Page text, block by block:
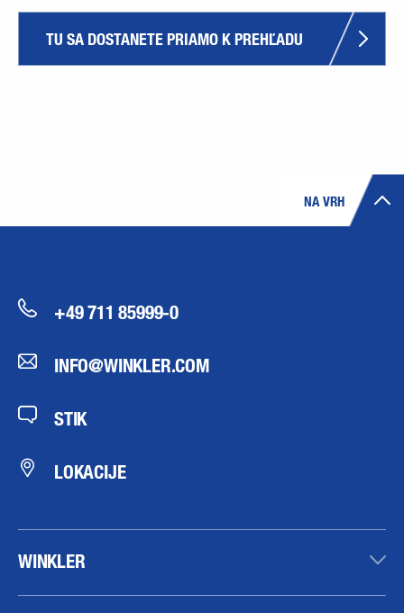
TU SA DOSTANETE PRIAMO K PREHĽADU
NA VRH
+49 711 85999-0
INFO@WINKLER.COM
STIK
LOKACIJE
WINKLER